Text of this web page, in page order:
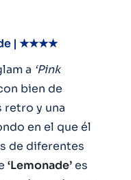
| ★★★★
a ‘Pink
bien de
y una
en el que él
de diferentes
‘Lemonade’es